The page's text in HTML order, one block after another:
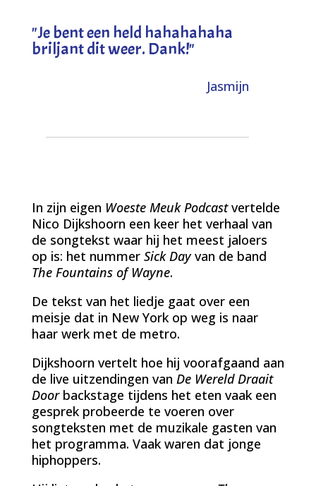
"Je bent een held hahahahaha
briljant dit weer. Dank!"
Jasmijn
In zijn eigen Woeste Meuk Podcastvertelde
Nico Dijkshoorn een keer het verhaal van
de songtekst waar hij het meest jaloers
op is: het nummer Sick Dayvan de band
The Fountains of Wayne.
De tekst van het liedje gaat over een
meisje dat in New York op weg is naar
haar werk met de metro.
Dijkshoorn vertelt hoe hij voorafgaand aan
de live uitzendingen van De Wereld Draait
Doorbackstage tijdens het eten vaak een
gesprek probeerde te voeren over
songteksten met de muzikale gasten van
het programma. Vaak waren dat jonge
hiphoppers.